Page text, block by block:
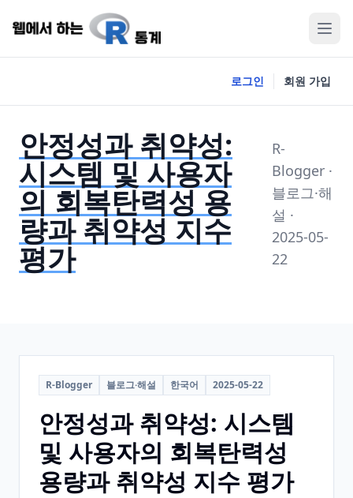
로그인 회원 가입
안정성과 취약성:
시스템 및 사용자
의 회복탄력성 용
량과 취약성 지수
평가
R-
Blogger ·
블로그·해
설 ·
2025-05-
22
R-Blogger 블로그·해설 한국어 2025-05-22
안정성과 취약성: 시스템
및 사용자의 회복탄력성
용량과 취약성 지수 평가